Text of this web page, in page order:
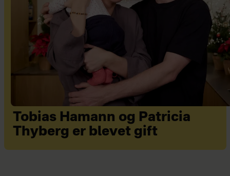
Tobias Hamann og Patricia
Thyberg er blevet gift